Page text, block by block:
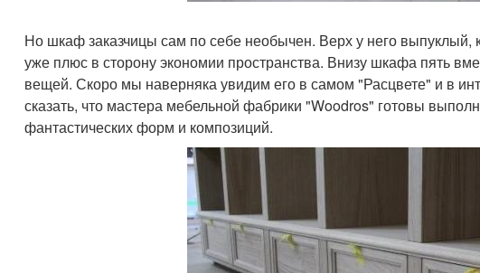
Но шкаф заказчицы сам по себе необычен. Верх у него
уже плюс в сторону экономии пространства. Внизу шкафа пять
вещей. Скоро мы наверняка увидим его в самом "Расцвете" и в
сказать, что мастера мебельной фабрики "Woodros" готовы
фантастических форм и композиций.